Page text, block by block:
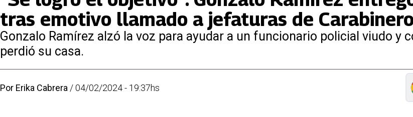
tras emotivo llamado a jefaturas de
Gonzalo Ramírez alzó la voz para ayudar a un funcionario policial viudo y
perdió su casa.
Por Erika Cabrera /04/02/2024 - 19:37hs